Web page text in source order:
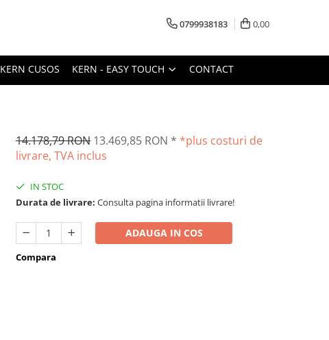
0799938183 0,00
KERN CUSOS KERN - EASY TOUCH CONTACT
14.178,79 RON 13.469,85 RON * *plus costuri de
livrare, TVA inclus
IN STOC
Durata de livrare: Consulta pagina informatii livrare!
ADAUGA IN COS
Compara